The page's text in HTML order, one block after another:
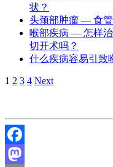
状？
头颈部肿瘤 — 食
喉部疾病 — 怎样
切开术吗？
什么疾病容易引致
Navigation
1 2 3 4 Next
Facebook